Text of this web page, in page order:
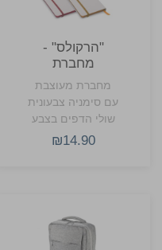
"הרקולס" -
מחברת
מעוצבת
מחברת מעוצבת
עם סימניה צבעונית
שולי הדפים בצבע
תואם
₪14.90